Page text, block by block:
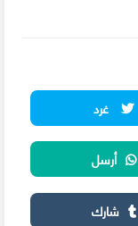
غرد
أرسل
شارك